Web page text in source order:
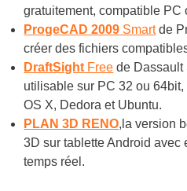
gratuitement, compatible PC
ProgeCAD 2009 Smartde
créer des fichiers
DraftSight Free de Dassault
utilisable sur PC 32 ou
OS X, Dedora et Ubuntu.
PLAN 3D RENO,la version
3D sur tablette Android avec
temps réel.